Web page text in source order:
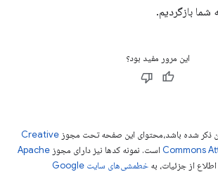
بازگردیم.
این مرور مفید بود؟
ذکر شده باشد،‌محتوای این صفحه تحت مجوز Creative
Commons است. نمونه کدها نیز دارای مجوز Apache
از جزئیات، به
خطمشی‌های سایت Google